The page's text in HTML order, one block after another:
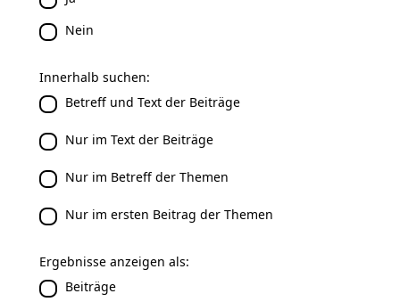
Nein
Innerhalb suchen:
Betreff und Text der Beiträge
Nur im Text der Beiträge
Nur im Betreff der Themen
Nur im ersten Beitrag der Themen
Ergebnisse anzeigen als:
Beiträge